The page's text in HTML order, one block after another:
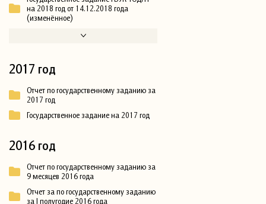
на 2018 год от 14.12.2018 года
(изменённое)
2017 год
Отчет по государственному заданию за
2017 год
Государственное задание на 2017 год
2016 год
Отчет по государственному заданию за
9 месяцев 2016 года
Отчет за по государственному заданию
за I полугодие 2016 года